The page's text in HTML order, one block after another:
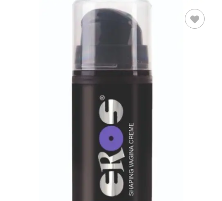
AÑADIR AL
CARRITO